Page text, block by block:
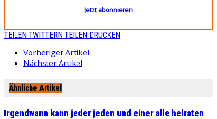
Jetzt abonnieren
TEILEN TWITTERN TEILEN DRUCKEN
Vorheriger Artikel
Nächster Artikel
Ähnliche Artikel
Irgendwann kann jeder jeden und einer alle heiraten